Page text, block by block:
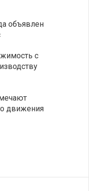
объявлен
с
движения